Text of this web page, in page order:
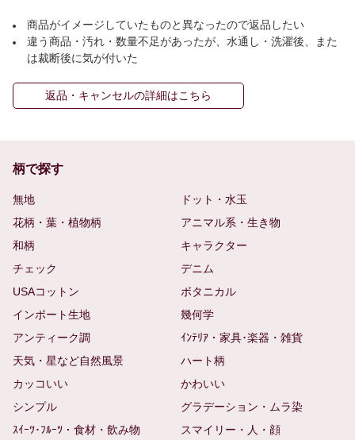
商品がイメージしていたものと異なったので返品したい
違う商品・汚れ・数量不足があったが、水通し・洗濯後、また
は裁断後に気が付いた
返品・キャンセルの詳細はこちら
柄で探す
無地
ドット・水玉
花柄・葉・植物柄
アニマル系・生き物
和柄
キャラクター
チェック
デニム
USAコットン
ボタニカル
インポート生地
幾何学
アンティーク調
ｲﾝﾃﾘｱ・家具･楽器・雑貨
天気・星など自然風景
ハート柄
カッコいい
かわいい
シンプル
グラデーション・ムラ染
ｽｲｰﾂ･ﾌﾙｰﾂ・食材・飲み物
スマイリー・人・顔